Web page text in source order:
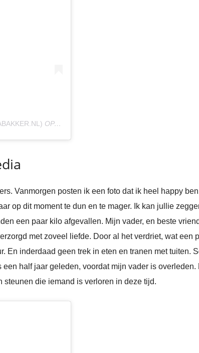
OP 20 SEP 2020 OM 3:43 (PDT)
Vanmorgen posten ik een foto dat ik heel happy
op dit moment te dun en te mager. Ik kan jullie
een paar kilo afgevallen. Mijn vader, en beste
met zoveel liefde. Door al het verdriet, wat een
En inderdaad geen trek in eten en tranen met tuiten.
half jaar geleden, voordat mijn vader is
die iemand is verloren in deze tijd.